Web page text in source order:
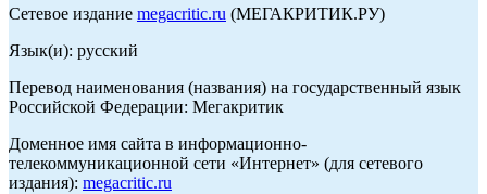
Сетевое издание megacritic.ru (МЕГАКРИТИК.РУ)
Язык(и): русский
Перевод наименования (названия) на государственный язык
Российской Федерации: Мегакритик
Доменное имя сайта в информационно-
телекоммуникационной сети «Интернет» (для сетевого
издания): megacritic.ru